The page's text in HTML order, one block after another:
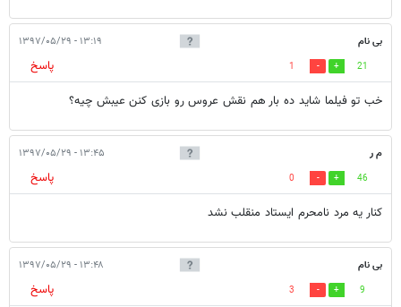
بی نام ۱۳:۱۹ - ۱۳۹۷/۰۵/۲۹
21
1
پاسخ
خب تو فیلما شاید ده بار هم نقش عروس رو بازی کنن عیبش چیه؟
م ر ۱۳:۴۵ - ۱۳۹۷/۰۵/۲۹
46
0
پاسخ
کنار یه مرد نامحرم ایستاد منقلب نشد
بی نام ۱۳:۴۸ - ۱۳۹۷/۰۵/۲۹
9
3
پاسخ